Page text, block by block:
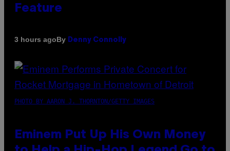
Feature
3 hours agoBy Denny Connolly
PHOTO BY AARON J. THORNTON/GETTY IMAGES
Eminem Put Up His Own Money